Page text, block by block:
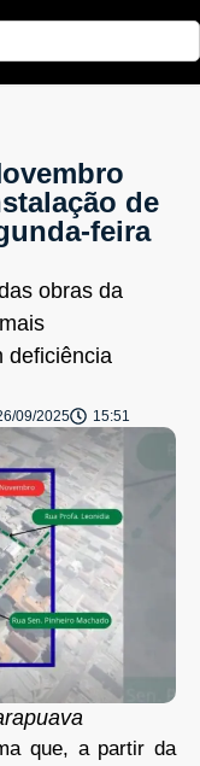
de
feira
obras da
deficiência
09/2025 15:51
que, a partir da